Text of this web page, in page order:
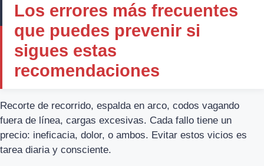
Los errores más frecuentes
que puedes prevenir si
sigues estas
recomendaciones
Recorte de recorrido, espalda en arco, codos vagando
fuera de línea, cargas excesivas. Cada fallo tiene un
precio: ineficacia, dolor, o ambos. Evitar estos vicios es
tarea diaria y consciente.